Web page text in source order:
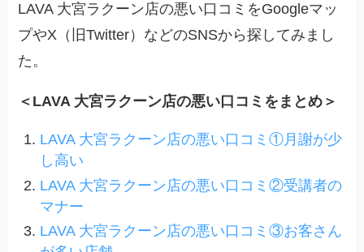
LAVA 大宮ラクーン店の悪い口コミをGoogleマッ
プやX（旧Twitter）などのSNSから探してみまし
た。
＜LAVA 大宮ラクーン店の悪い口コミをまとめ＞
LAVA 大宮ラクーン店の悪い口コミ①月謝が少
し高い
LAVA 大宮ラクーン店の悪い口コミ②受講者の
マナー
LAVA 大宮ラクーン店の悪い口コミ③お客さん